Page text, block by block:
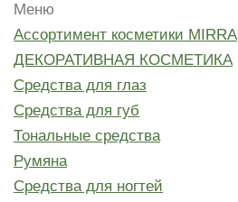
Меню
Ассортимент косметики MIRRA
ДЕКОРАТИВНАЯ КОСМЕТИКА
Средства для глаз
Средства для губ
Тональные средства
Румяна
Средства для ногтей